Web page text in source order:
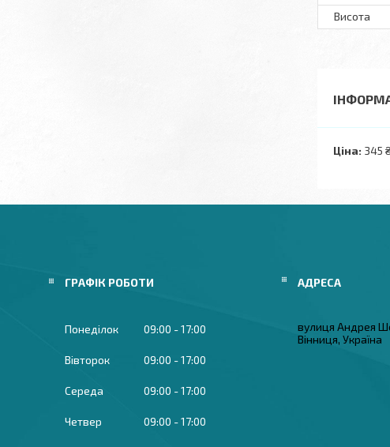
Висота
Ціна: 345
ГРАФІК РОБОТИ
Понеділок 09:00 17:00
Вівторок 09:00 17:00
Середа 09:00 17:00
Четвер 09:00 17:00
вулиця Андрея
Вінниця, Україна